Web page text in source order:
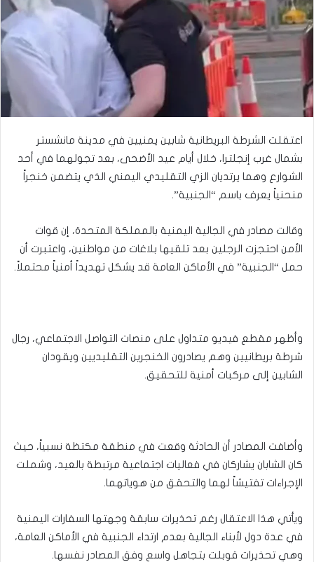
اعتقلت الشرطة البريطانية شابين يمنيين في مدينة مانشستر
بشمال غرب إنجلترا، خلال أيام عيد الأضحى، بعد تجولهما في أحد
الشوارع وهما يرتديان الزي التقليدي اليمني الذي يتضمن خنجراً
منحنياً يعرف باسم “الجنبية”.
وقالت مصادر في الجالية اليمنية بالمملكة المتحدة، إن قوات
الأمن احتجزت الرجلين بعد تلقيها بلاغات من مواطنين، واعتبرت أن
حمل “الجنبية” في الأماكن العامة قد يشكل تهديداً أمنياً محتملاً.
وأظهر مقطع فيديو متداول على منصات التواصل الاجتماعي، رجال
شرطة بريطانيين وهم يصادرون الخنجرين التقليديين ويقودان
الشابين إلى مركبات أمنية للتحقيق.
وأضافت المصادر أن الحادثة وقعت في منطقة مكتظة نسبياً، حيث
كان الشابان يشاركان في فعاليات اجتماعية مرتبطة بالعيد، وشملت
الإجراءات تفتيشاً لهما والتحقق من هوياتهما.
ويأتي هذا الاعتقال رغم تحذيرات سابقة وجهتها السفارات اليمنية
في عدة دول لأبناء الجالية بعدم ارتداء الجنبية في الأماكن العامة،
وهي تحذيرات قوبلت بتجاهل واسع وفق المصادر نفسها.